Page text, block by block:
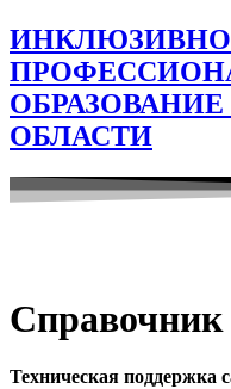
ОБЛАСТИ
Справочник
Техническая поддержка